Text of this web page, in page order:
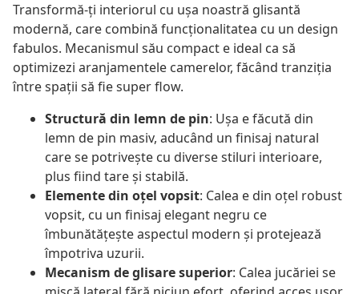
Transformă-ți interiorul cu ușa noastră glisantă
modernă, care combină funcționalitatea cu un design
fabulos. Mecanismul său compact e ideal ca să
optimizezi aranjamentele camerelor, făcând tranziția
între spații să fie super flow.
Structură din lemn de pin: Ușa e făcută din
lemn de pin masiv, aducând un finisaj natural
care se potrivește cu diverse stiluri interioare,
plus fiind tare și stabilă.
Elemente din oțel vopsit: Calea e din oțel robust
vopsit, cu un finisaj elegant negru ce
îmbunătățește aspectul modern și protejează
împotriva uzurii.
Mecanism de glisare superior: Calea jucăriei se